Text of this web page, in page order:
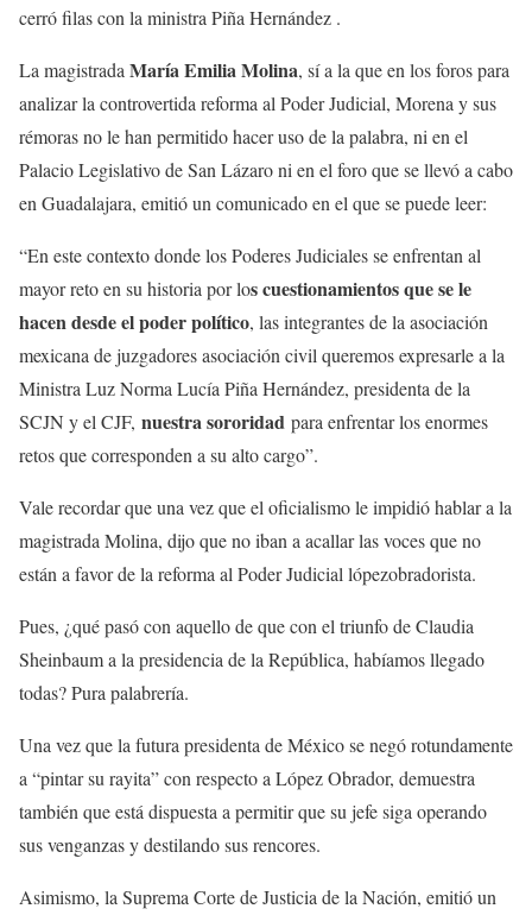
cerró filas con la ministra Piña Hernández .
La magistrada María Emilia Molina, sí a la que en los foros para
analizar la controvertida reforma al Poder Judicial, Morena y sus
rémoras no le han permitido hacer uso de la palabra, ni en el
Palacio Legislativo de San Lázaro ni en el foro que se llevó a cabo
en Guadalajara, emitió un comunicado en el que se puede leer:
“En este contexto donde los Poderes Judiciales se enfrentan al
mayor reto en su historia por loscuestionamientos que se le
hacen desde el poder político, las integrantes de la asociación
mexicana de juzgadores asociación civil queremos expresarle a la
Ministra Luz Norma Lucía Piña Hernández, presidenta de la
SCJN y el CJF, nuestra sororidad para enfrentar los enormes
retos que corresponden a su alto cargo”.
Vale recordar que una vez que el oficialismo le impidió hablar a la
magistrada Molina, dijo que no iban a acallar las voces que no
están a favor de la reforma al Poder Judicial lópezobradorista.
Pues, ¿qué pasó con aquello de que con el triunfo de Claudia
Sheinbaum a la presidencia de la República, habíamos llegado
todas? Pura palabrería.
Una vez que la futura presidenta de México se negó rotundamente
a “pintar su rayita” con respecto a López Obrador, demuestra
también que está dispuesta a permitir que su jefe siga operando
sus venganzas y destilando sus rencores.
Asimismo, la Suprema Corte de Justicia de la Nación, emitió un